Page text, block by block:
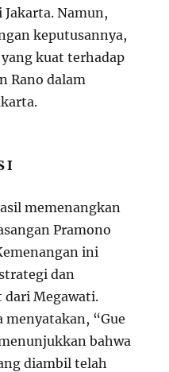
Namun,
keputusannya,
kuat terhadap
Rano dalam
memenangkan
Pramono
ini
dan
dari Megawati.
menyatakan, “Gue
bahwa
diambil telah